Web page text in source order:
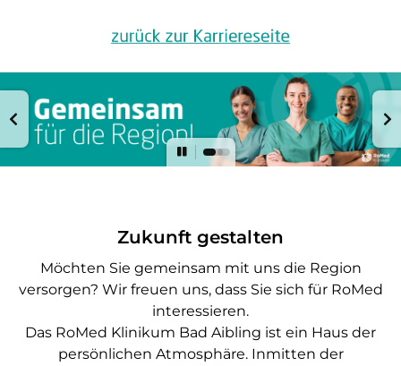
Zukunft gestalten
Möchten Sie gemeinsam mit uns die Region
versorgen? Wir freuen uns, dass Sie sich für RoMed
interessieren.
Das RoMed Klinikum Bad Aibling ist ein Haus der
persönlichen Atmosphäre. Inmitten der